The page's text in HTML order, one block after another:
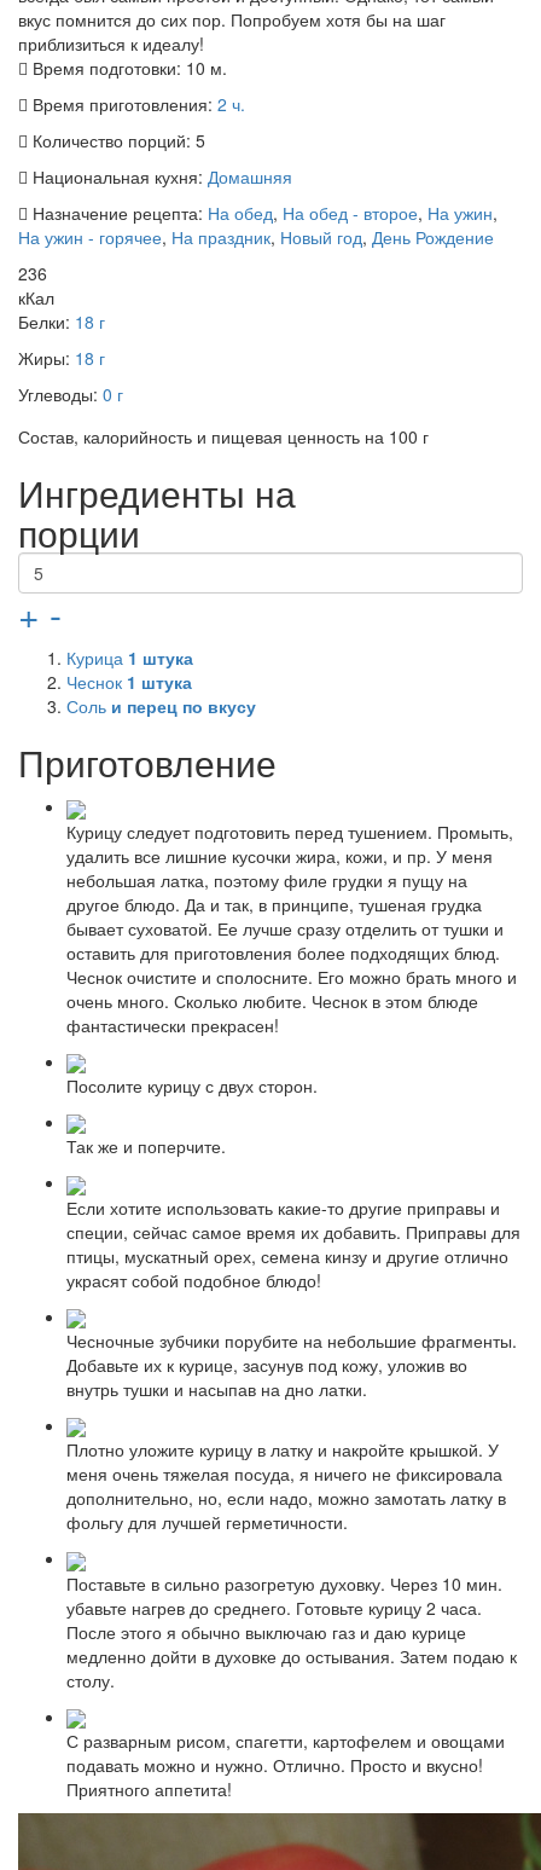
вкус помнится до сих пор. Попробуем хотя бы на шаг
приблизиться к идеалу!
Время подготовки: 10 м.
Время приготовления: 2 ч.
Количество порций: 5
Национальная кухня: Домашняя
Назначение рецепта: На обед, На обед - второе, На ужин,
На ужин - горячее, На праздник, Новый год, День Рождение
236
кКал
Белки: 18 г
Жиры: 18 г
Углеводы: 0 г
Состав, калорийность и пищевая ценность на 100 г
Ингредиенты на
порции
+ -
Курица 1 штука
Чеснок 1 штука
Соль и перец по вкусу
Приготовление
Курицу следует подготовить перед тушением. Промыть,
удалить все лишние кусочки жира, кожи, и пр. У меня
небольшая латка, поэтому филе грудки я пущу на
другое блюдо. Да и так, в принципе, тушеная грудка
бывает суховатой. Ее лучше сразу отделить от тушки и
оставить для приготовления более подходящих блюд.
Чеснок очистите и сполосните. Его можно брать много и
очень много. Сколько любите. Чеснок в этом блюде
фантастически прекрасен!
Посолите курицу с двух сторон.
Так же и поперчите.
Если хотите использовать какие-то другие приправы и
специи, сейчас самое время их добавить. Приправы для
птицы, мускатный орех, семена кинзу и другие отлично
украсят собой подобное блюдо!
Чесночные зубчики порубите на небольшие фрагменты.
Добавьте их к курице, засунув под кожу, уложив во
внутрь тушки и насыпав на дно латки.
Плотно уложите курицу в латку и накройте крышкой. У
меня очень тяжелая посуда, я ничего не фиксировала
дополнительно, но, если надо, можно замотать латку в
фольгу для лучшей герметичности.
Поставьте в сильно разогретую духовку. Через 10 мин.
убавьте нагрев до среднего. Готовьте курицу 2 часа.
После этого я обычно выключаю газ и даю курице
медленно дойти в духовке до остывания. Затем подаю к
столу.
С разварным рисом, спагетти, картофелем и овощами
подавать можно и нужно. Отлично. Просто и вкусно!
Приятного аппетита!